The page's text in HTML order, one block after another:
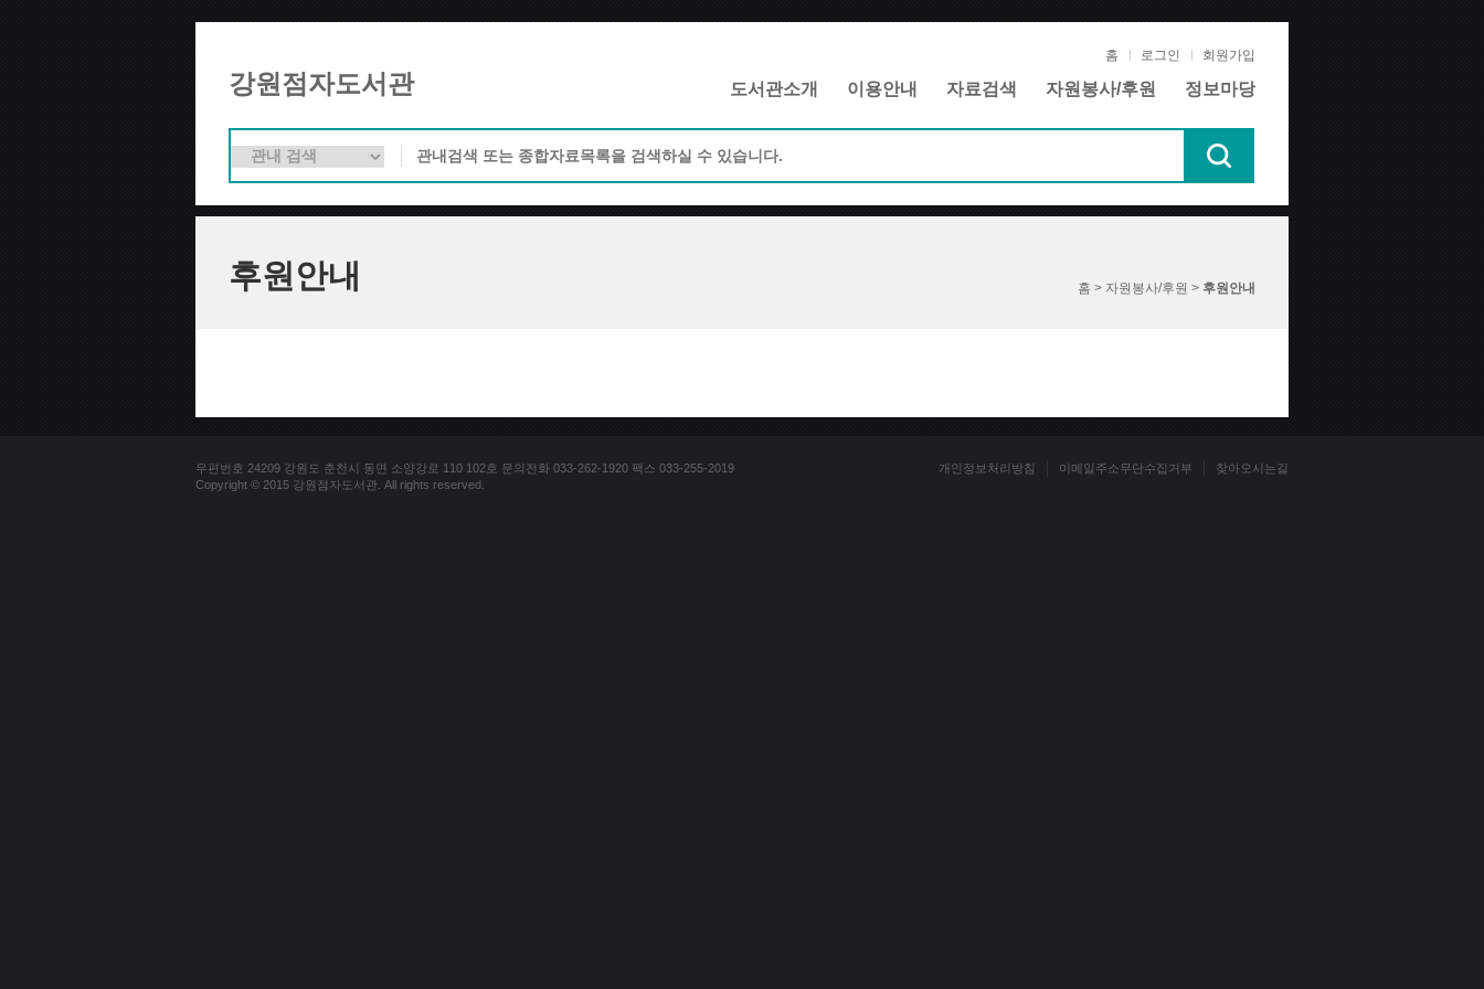
강원점자도서관
홈 로그인 회원가입
도서관소개 이용안내 자료검색 자원봉사/후원 정보마당
후원안내 홈 > 자원봉사/후원 > 후원안내
우편번호 24209 강원도 춘천시 동면 소양강로 110 102호 문의전화 033-262-1920 팩스 033-255-2019
Copyright © 2015 강원점자도서관. All rights reserved.
개인정보처리방침 이메일주소무단수집거부 찾아오시는길